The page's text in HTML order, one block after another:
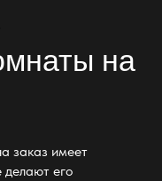
на
заказ имеет
его